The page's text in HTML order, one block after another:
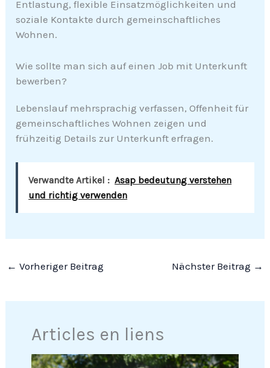
Entlastung, flexible Einsatzmöglichkeiten und
soziale Kontakte durch gemeinschaftliches
Wohnen.
Wie sollte man sich auf einen Job mit Unterkunft
bewerben?
Lebenslauf mehrsprachig verfassen, Offenheit für
gemeinschaftliches Wohnen zeigen und
frühzeitig Details zur Unterkunft erfragen.
Verwandte Artikel : Asap bedeutung verstehen
und richtig verwenden
← Vorheriger Beitrag Nächster Beitrag →
Articles en liens